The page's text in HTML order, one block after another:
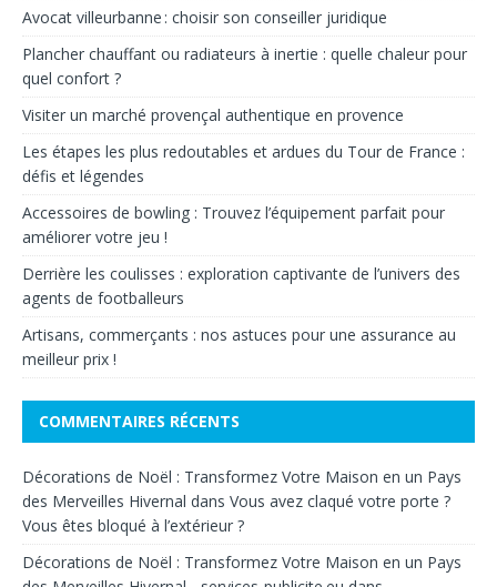
Avocat villeurbanne : choisir son conseiller juridique
Plancher chauffant ou radiateurs à inertie : quelle chaleur pour
quel confort ?
Visiter un marché provençal authentique en provence
Les étapes les plus redoutables et ardues du Tour de France :
défis et légendes
Accessoires de bowling : Trouvez l’équipement parfait pour
améliorer votre jeu !
Derrière les coulisses : exploration captivante de l’univers des
agents de footballeurs
Artisans, commerçants : nos astuces pour une assurance au
meilleur prix !
COMMENTAIRES RÉCENTS
Décorations de Noël : Transformez Votre Maison en un Pays
des Merveilles Hivernal dans Vous avez claqué votre porte ?
Vous êtes bloqué à l’extérieur ?
Décorations de Noël : Transformez Votre Maison en un Pays